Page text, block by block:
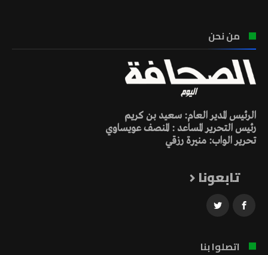
من نحن
الرئيس المدير العام: سعيد بن كريم
رئيس التحرير المساعد : المنصف عويساوي
تحرير الواب: منيرة رزقي
تابعونا
اتصلوا بنا